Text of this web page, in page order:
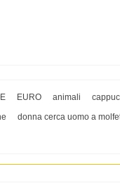
EURO animali
donna cerca uomo a